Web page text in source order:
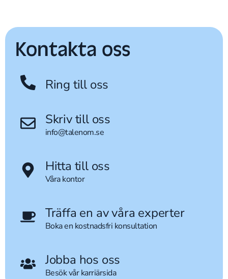
Kontakta oss
Ring till oss
Skriv till oss
info@talenom.se
Hitta till oss
Våra kontor
Träffa en av våra experter
Boka en kostnadsfri konsultation
Jobba hos oss
Besök vår karriärsida